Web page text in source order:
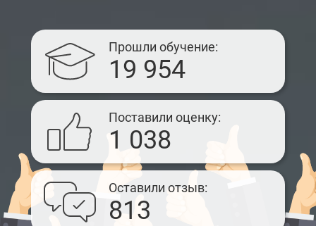
Прошли обучение
19 954
Поставили оценку
1 038
Оставили отзыв
813